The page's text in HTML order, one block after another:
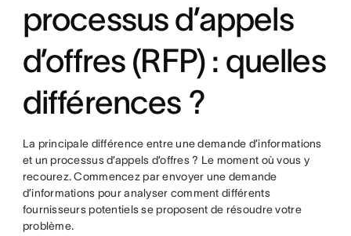
processus d’appels
d’offres (RFP) : quelles
différences ?
La principale différence entre une demande d’informations
et un processus d’appels d’offres ? Le moment où vous y
recourez. Commencez par envoyer une demande
d’informations pour analyser comment différents
fournisseurs potentiels se proposent de résoudre votre
problème.